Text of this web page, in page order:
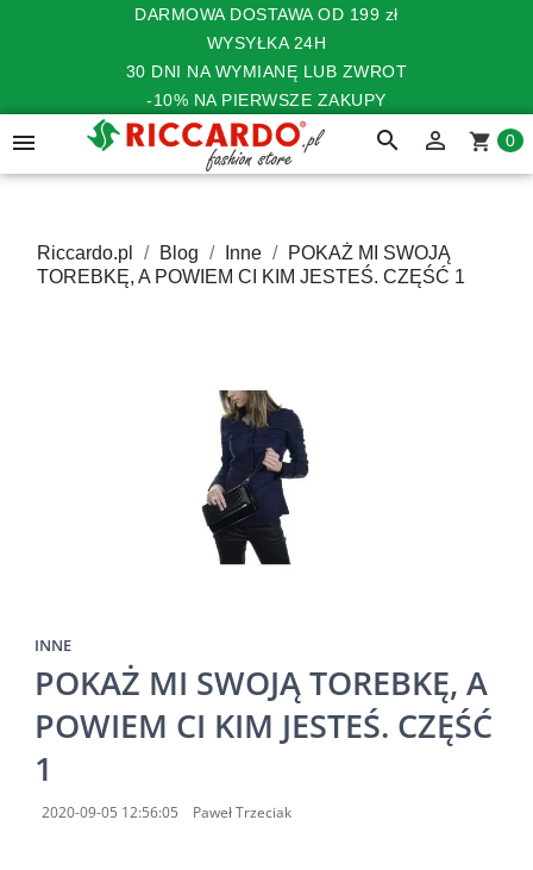
DARMOWA DOSTAWA OD 199 zł
WYSYŁKA 24H
30 DNI NA WYMIANĘ LUB ZWROT
-10% NA PIERWSZE ZAKUPY
 search  shopping_cart 0
Riccardo.pl Blog Inne
POKAŻ MI SWOJĄ
TOREBKĘ, A POWIEM CI KIM JESTEŚ. CZĘŚĆ 1
INNE
POKAŻ MI SWOJĄ TOREBKĘ, A
POWIEM CI KIM JESTEŚ. CZĘŚĆ
1
2020-09-05 12:56:05 Paweł Trzeciak